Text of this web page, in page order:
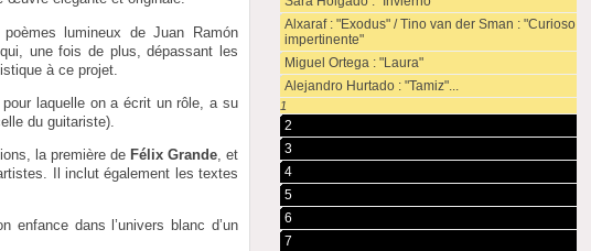
lumineux de Juan Ramón
qui, une fois de plus, dépassant les
à ce projet.
laquelle on a écrit un rôle, a su
du guitariste).
la première de Félix Grande, et
Il inclut également les textes
enfance dans l’univers blanc d’un
Alxaraf : "Exodus" / Tino van der Sman : "Curioso
impertinente"
Miguel Ortega : "Laura"
Alejandro Hurtado : "Tamiz"...
1
2
3
4
5
6
7